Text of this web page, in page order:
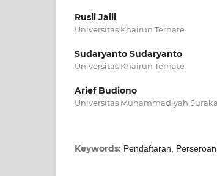
Rusli Jalil
Universitas Khairun Ternate
Sudaryanto Sudaryanto
Universitas Khairun Ternate
Arief Budiono
Universitas Muhammadiyah
Keywords: Pendaftaran,